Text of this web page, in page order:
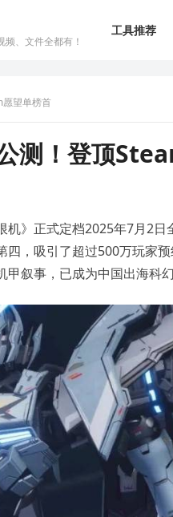
、文件全都有！
工具推荐
望单榜首
测！登顶
》正式定档2025年7月2
，吸引了超过500万玩家
叙事，已成为中国出海科幻